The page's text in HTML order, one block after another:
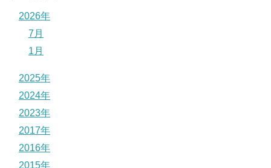
2026年
7月
1月
2025年
2024年
2023年
2017年
2016年
2015年